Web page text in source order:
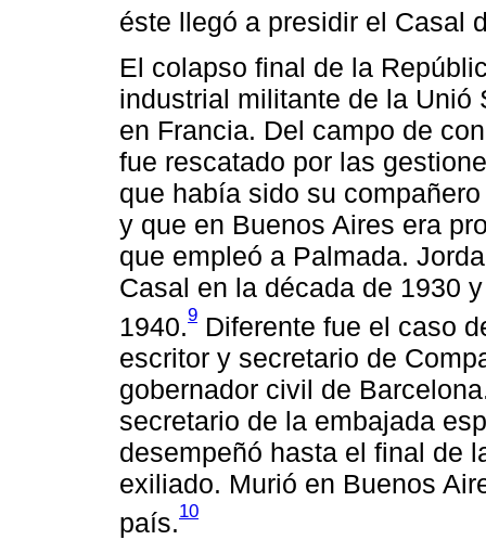
éste llegó a presidir el Casal
El colapso final de la
industrial militante de la Unió
en Francia. Del campo de
fue rescatado por las
que había sido su
y que en Buenos Aires era
que empleó a Palmada.
Casal en la década de 1930
1940.9 Diferente fue el caso
escritor y secretario de
gobernador civil de
secretario de la embajada
desempeñó hasta el final de
exiliado. Murió en Buenos
país.10